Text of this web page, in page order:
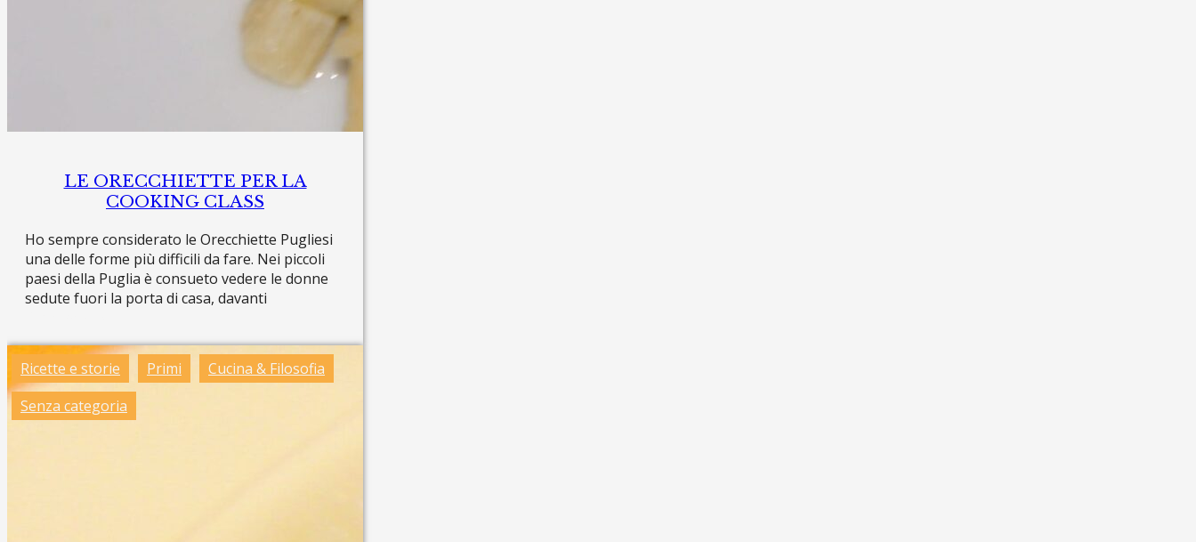
LE ORECCHIETTE PER LA
COOKING CLASS
Ho sempre considerato le Orecchiette Pugliesi
una delle forme più difficili da fare. Nei piccoli
paesi della Puglia è consueto vedere le donne
sedute fuori la porta di casa, davanti
Ricette e storie Primi
Cucina & Filosofia
Senza categoria